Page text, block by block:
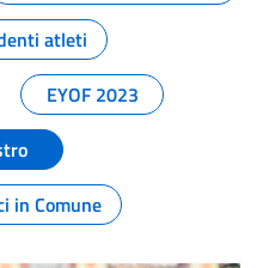
atleti
EYOF 2023
in Comune